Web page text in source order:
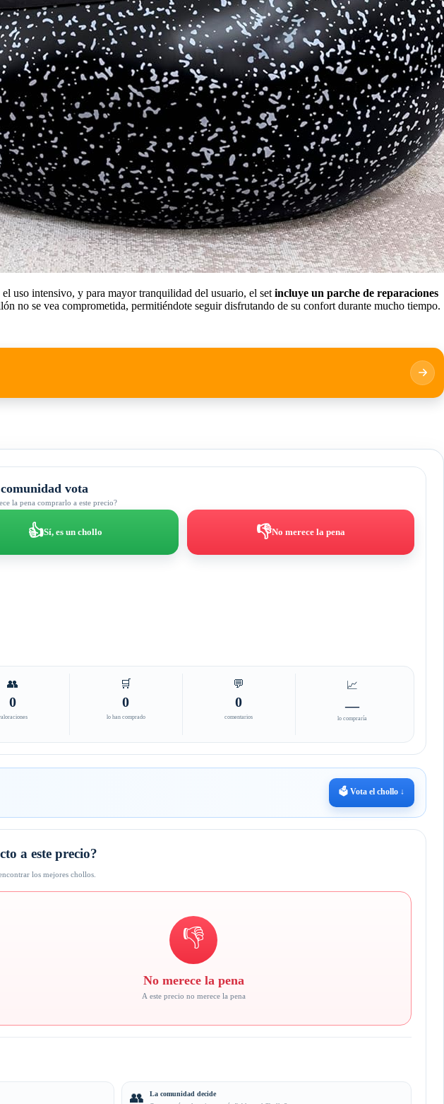
uso intensivo, y para mayor tranquilidad del usuario, el set incluye un parche de reparaciones
no se vea comprometida, permitiéndote seguir disfrutando de su confort durante mucho tiempo.
vota
la pena comprarlo a este precio?
👍Sí, es un chollo 👎No merece la pena
👥
0
🛒
0
lo han comprado
💬
0
comentarios
📈
—
lo compraría
🗳️ Vota el chollo ↓
a este precio?
los mejores chollos.
👎
No merece la pena
A este precio no merece la pena
👥 La comunidad decide